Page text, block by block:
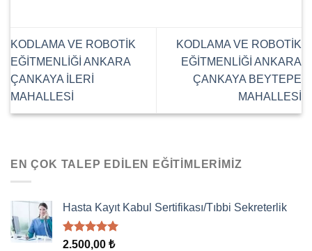
KODLAMA VE ROBOTİK
EĞİTMENLİĞİ ANKARA
ÇANKAYA İLERİ
MAHALLESİ
KODLAMA VE ROBOTİK
EĞİTMENLİĞİ ANKARA
ÇANKAYA BEYTEPE
MAHALLESİ
EN ÇOK TALEP EDILEN EĞITIMLERIMIZ
Hasta Kayıt Kabul Sertifikası/Tıbbi Sekreterlik
5 üzerinden
2.500,00 ₺